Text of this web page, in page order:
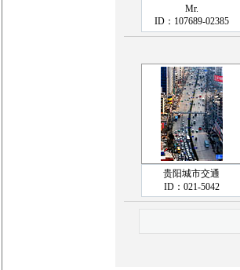
Mr.
ID：107689-02385
贵阳城市交通
ID：021-5042